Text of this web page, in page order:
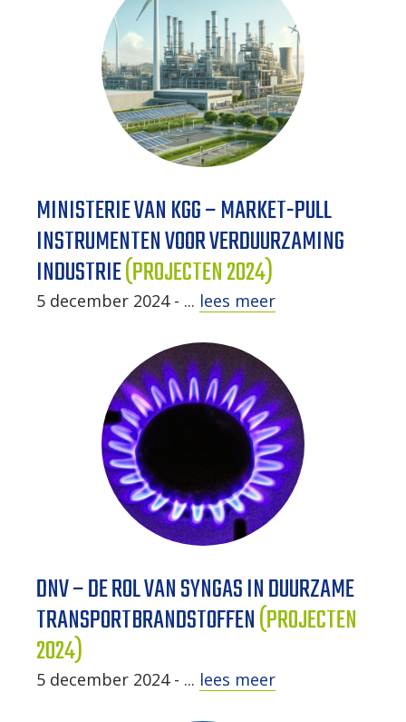
MINISTERIE VAN KGG – MARKET-PULL
INSTRUMENTEN VOOR VERDUURZAMING
INDUSTRIE(PROJECTEN 2024)
5 december 2024 - ... lees meer
DNV – DE ROL VAN SYNGAS IN DUURZAME
TRANSPORTBRANDSTOFFEN(PROJECTEN
2024)
5 december 2024 - ... lees meer